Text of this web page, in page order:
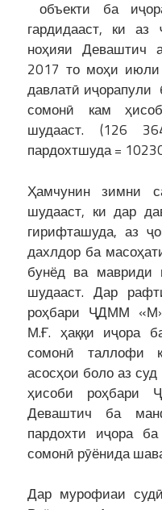
объекти ба
гардидааст, ки
ноҳияи Деваштич
2017 то моҳи
давлатӣ иҷорапули
сомонӣ кам
шудааст. (126
пардохтшуда =
Ҳамчунин зимни
шудааст, ки дар
гирифташуда, аз
дахлдор ба
бунёд ва мавриди
шудааст. Дар
роҳбари ҶДММ
М.Ғ. ҳаққи иҷора
сомонӣ таллофи
асосҳои боло аз
ҳисоби роҳбари
Деваштич ба
пардохти иҷора
сомонӣ рӯёнида
Дар мурофиаи